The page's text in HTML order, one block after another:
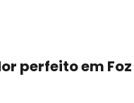
perfeito em